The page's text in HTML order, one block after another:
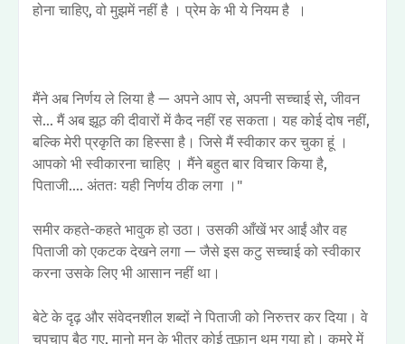
होना चाहिए, वो मुझमें नहीं है । प्रेम के भी ये नियम है ।
मैंने अब निर्णय ले लिया है — अपने आप से, अपनी सच्चाई से, जीवन
से... मैं अब झूठ की दीवारों में कैद नहीं रह सकता। यह कोई दोष नहीं,
बल्कि मेरी प्रकृति का हिस्सा है। जिसे मैं स्वीकार कर चुका हूं ।
आपको भी स्वीकारना चाहिए । मैंने बहुत बार विचार किया है,
पिताजी.... अंततः यही निर्णय ठीक लगा ।"
समीर कहते-कहते भावुक हो उठा। उसकी आँखें भर आईं और वह
पिताजी को एकटक देखने लगा — जैसे इस कटु सच्चाई को स्वीकार
करना उसके लिए भी आसान नहीं था।
बेटे के दृढ़ और संवेदनशील शब्दों ने पिताजी को निरुत्तर कर दिया। वे
चुपचाप बैठ गए, मानो मन के भीतर कोई तूफ़ान थम गया हो। कमरे में